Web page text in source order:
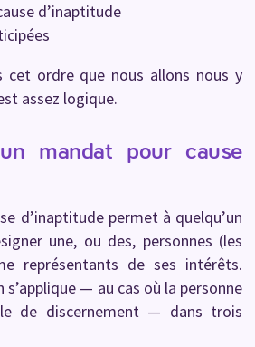
d’inaptitude
cet ordre que nous allons nous y
assez logique.
mandat pour cause
d’inaptitude permet à quelqu’un
une, ou des, personnes (les
représentants de ses intérêts.
— au cas où la personne
de discernement — dans trois